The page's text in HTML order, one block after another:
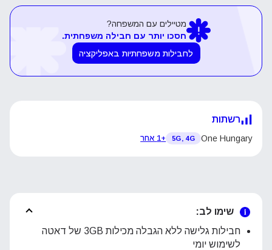
מטיילים עם המשפחה?
חסכו יותר עם חבילה משפחתית.
לחבילות משפחתיות באפליקציה
רשתות
One Hungary
5G, 4G +1 אחר
שימו לב:
חבילות גלישה ללא הגבלה מכילות 3GB של דאטה
לשימוש יומי